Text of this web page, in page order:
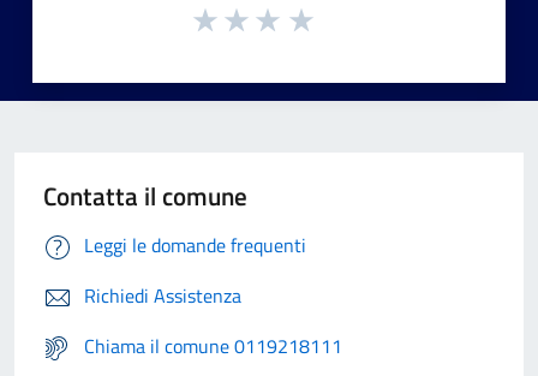
Contatta il comune
Leggi le domande frequenti
Richiedi Assistenza
Chiama il comune 0119218111